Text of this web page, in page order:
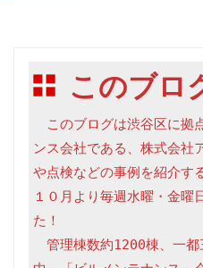
このブロ
このブログは渋谷区に拠
ンス会社である、株式会社
や点検などの事例を紹介す
１０月より毎週水曜・金曜
た！
管理棟数約1200棟、一都